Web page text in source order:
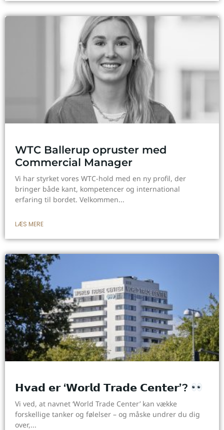
WTC Ballerup opruster med
Commercial Manager
Vi har styrket vores WTC-hold med en ny profil, der
bringer både kant, kompetencer og international
erfaring til bordet. Velkommen
LÆS MERE
𝗛𝘃𝗮𝗱 𝗲𝗿 ‘𝗪𝗼𝗿𝗹𝗱 𝗧𝗿𝗮𝗱𝗲 𝗖𝗲𝗻𝘁𝗲𝗿’?
Vi ved, at navnet ‘World Trade Center’ kan vække
forskellige tanker og følelser – og måske undrer du dig
over,